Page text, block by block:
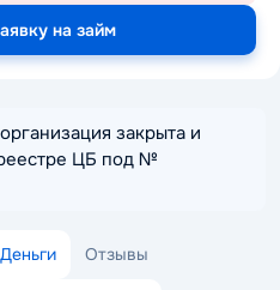
на займ
закрыта и
ЦБ под №
Отзывы